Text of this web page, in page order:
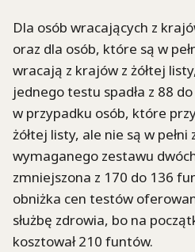
Dla osób wracających z
oraz dla osób, które są w
wracają z krajów z żółtej
jednego testu spadła z 88
w przypadku osób, które
żółtej listy, ale nie są w pełni
wymaganego zestawu
zmniejszona z 170 do 136
obniżka cen testów
służbę zdrowia, bo na
kosztował 210 funtów.